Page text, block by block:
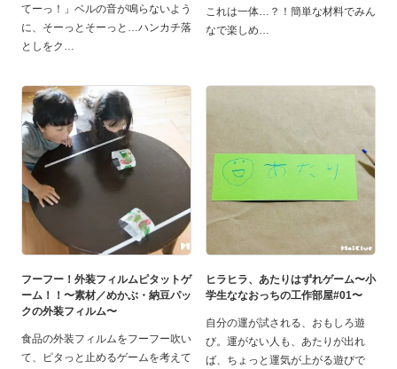
てーっ！」ベルの音が鳴らないよう
に、そーっとそーっと…ハンカチ落
としをク
これは一体…？！簡単な材料でみん
なで楽しめ
フーフー！外装フィルムピタットゲ
ーム！！〜素材／めかぶ・納豆パッ
クの外装フィルム〜
食品の外装フィルムをフーフー吹い
て、ピタっと止めるゲームを考えて
ヒラヒラ、あたりはずれゲーム〜小
学生ななおっちの工作部屋#01〜
自分の運が試される、おもしろ遊
び。運がない人も、あたりが出れ
ば、ちょっと運気が上がる遊びで